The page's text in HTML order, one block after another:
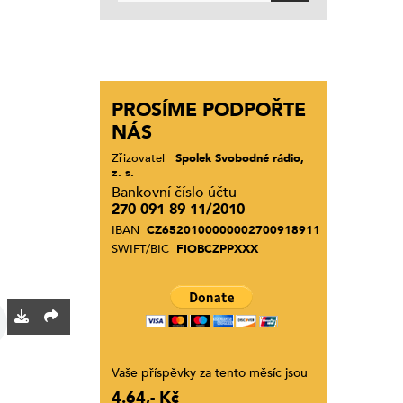
PROSÍME PODPOŘTE
NÁS
Zřizovatel
Spolek Svobodné rádio,
z. s.
Bankovní číslo účtu
270 091 89 11/2010
IBAN CZ6520100000002700918911
SWIFT/BIC FIOBCZPPXXX
Vaše příspěvky za tento měsíc jsou
4.64,- Kč